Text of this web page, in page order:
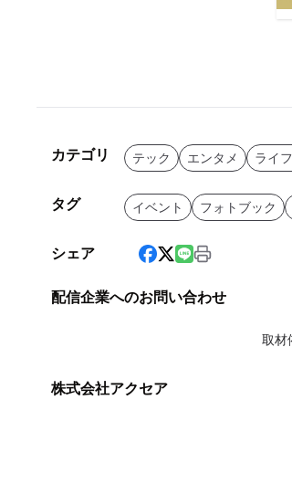
カテゴリ テック エンタメ ライ
タグ イベント フォトブック
シェア
配信企業へのお問い合わせ
取材
株式会社アクセア